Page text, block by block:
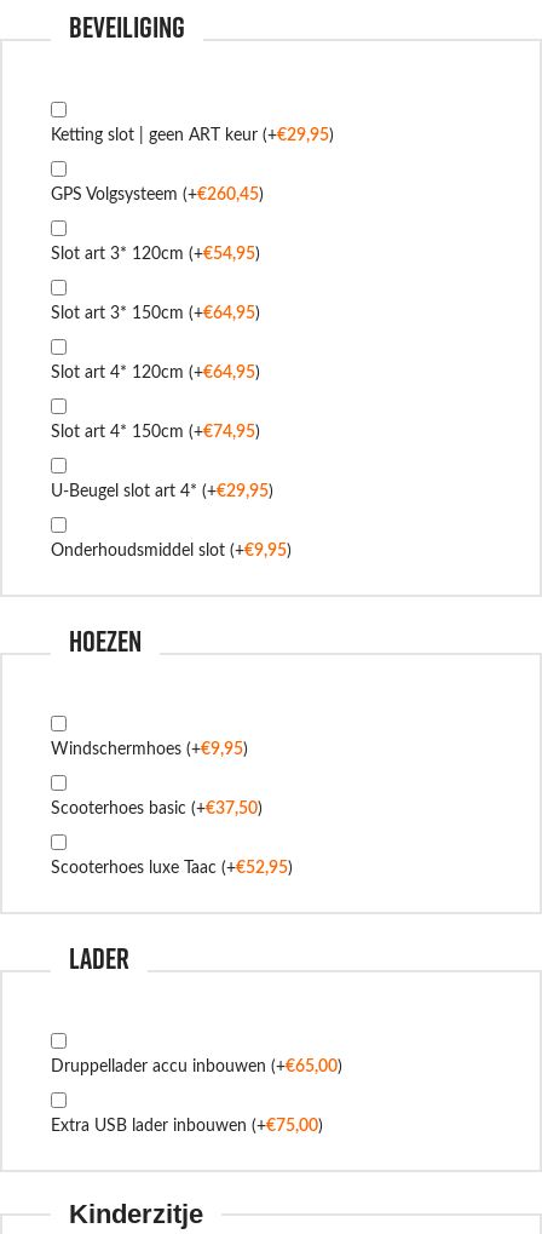
Beveiliging
Ketting slot | geen ART keur (+€29,95)
GPS Volgsysteem (+€260,45)
Slot art 3* 120cm (+€54,95)
Slot art 3* 150cm (+€64,95)
Slot art 4* 120cm (+€64,95)
Slot art 4* 150cm (+€74,95)
U-Beugel slot art 4* (+€29,95)
Onderhoudsmiddel slot (+€9,95)
Hoezen
Windschermhoes (+€9,95)
Scooterhoes basic (+€37,50)
Scooterhoes luxe Taac (+€52,95)
Lader
Druppellader accu inbouwen (+€65,00)
Extra USB lader inbouwen (+€75,00)
Kinderzitje